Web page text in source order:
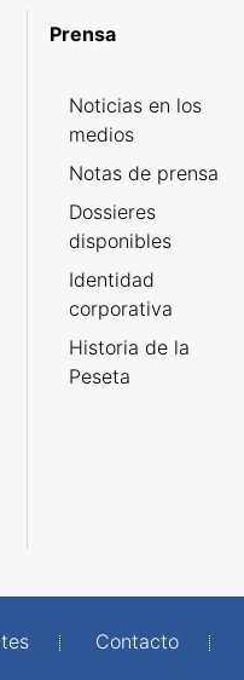
Prensa
Noticias en los
medios
Notas de prensa
Dossieres
disponibles
Identidad
corporativa
Historia de la
Peseta
Contacto